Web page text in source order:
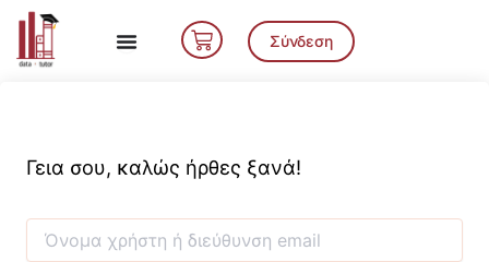
Μετάβαση
περιεχόμενο
Cart Σύνδεση
Γεια σου, καλώς ήρθες ξανά!